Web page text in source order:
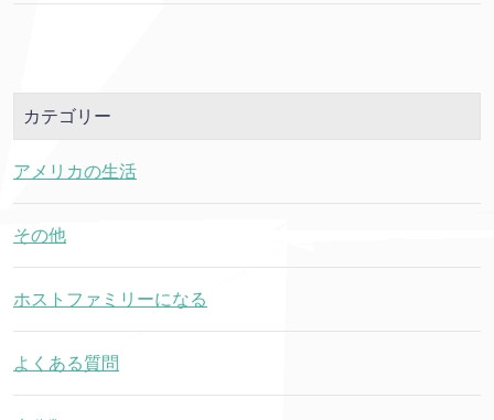
カテゴリー
アメリカの生活
その他
ホストファミリーになる
よくある質問